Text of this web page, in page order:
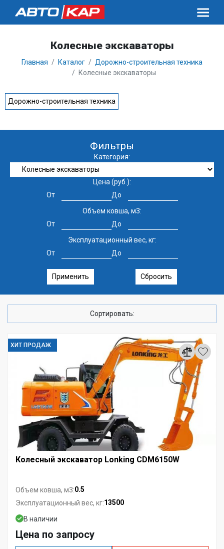
Колесные экскаваторы
Главная Каталог
Дорожно-строительная техника
Колесные экскаваторы
Дорожно-строительная техника
Фильтры
Категория:
Цена (руб.):
От
До
Объем ковша, м3:
От
До
Эксплуатационный вес, кг:
От
До
Применить Сбросить
Сортировать:
ХИТ ПРОДАЖ
Колесный экскаватор Lonking CDM6150W
Объем ковша, м3:0.5
Эксплуатационный вес, кг:13500
В наличии
Цена по запросу